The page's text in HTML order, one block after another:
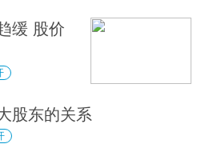
缓 股价
股东的关系